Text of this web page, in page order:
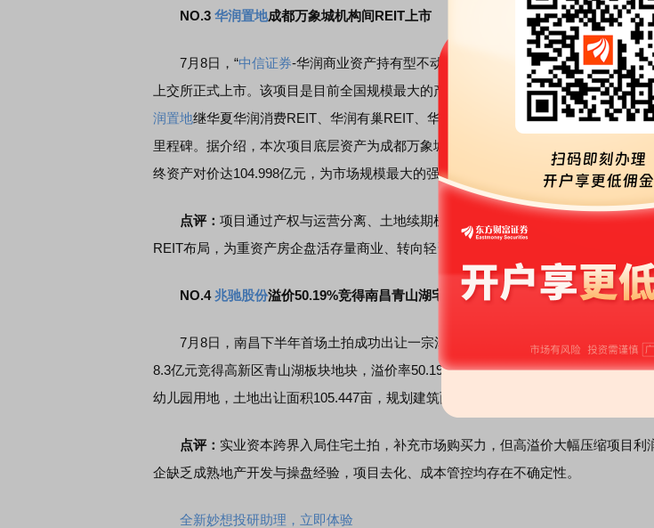
NO.3 华润置地成都万象城机构间REIT上市
7月8日，“中信证券-华润商业资产持有型不动产资产支持专项计划”（成都万象城
上交所正式上市。该项目是目前全国规模最大的产权类机构间REIT（不动产投资信托
润置地继华夏华润消费REIT、华润有巢REIT、华润商业Pre-REIT之后，丰富多层次
里程碑。据介绍，本次项目底层资产为成都万象城及木棉花
终资产对价达104.998亿元，为市场规模最大的强权益平层结构不动产项目。
点评： 项目通过产权与运营分离、土地续期机制创新实现成熟商业资产证券化，
REIT布局，为重资产房企盘活存量商业、转向轻资产管理
NO.4兆驰股份溢价50.19%竞得南昌青山湖宅地
7月8日，南昌下半年首场土拍成功出让一宗涉宅用地， 兆驰股份旗下江西宸宏置
8.3亿元竞得高新区青山湖板块地块，溢价率50.19%。资料显示，该地块用地性质为
幼儿园用地，土地出让面积105.447亩，规划建筑面积126536.4平方米，容积率1.8。
点评： 实业资本跨界入局住宅土拍，补充市场购买力，但高溢价大幅压缩项目利
企缺乏成熟地产开发与操盘经验，项目去化、成本管控均存在不确定性。
全新妙想投研助理，立即体验